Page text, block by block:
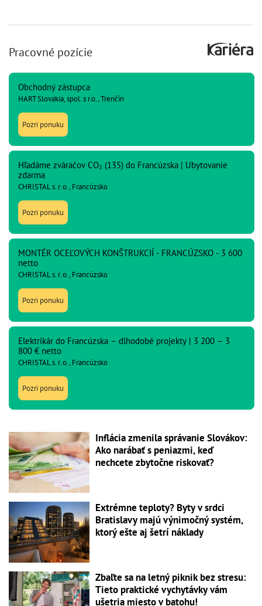
Pracovné pozície
Obchodný zástupca
HART Slovakia, spol. s r.o., Trenčín
Pozri ponuku
Hľadáme zváračov CO₂ (135) do Francúzska | Ubytovanie
zdarma
CHRISTAL s. r. o., Francúzsko
Pozri ponuku
MONTÉR OCEĽOVÝCH KONŠTRUKCIÍ - FRANCÚZSKO - 3 600
netto
CHRISTAL s. r. o., Francúzsko
Pozri ponuku
Elektrikár do Francúzska – dlhodobé projekty | 3 200 – 3
800 € netto
CHRISTAL s. r. o., Francúzsko
Pozri ponuku
Inflácia zmenila správanie Slovákov:
Ako narábať s peniazmi, keď
nechcete zbytočne riskovať?
Extrémne teploty? Byty v srdci
Bratislavy majú výnimočný systém,
ktorý ešte aj šetrí náklady
Zbaľte sa na letný piknik bez stresu:
Tieto praktické vychytávky vám
ušetria miesto v batohu!